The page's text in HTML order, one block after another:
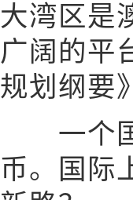
大湾区是
广阔的平
规划纲要
一个国
币。国际